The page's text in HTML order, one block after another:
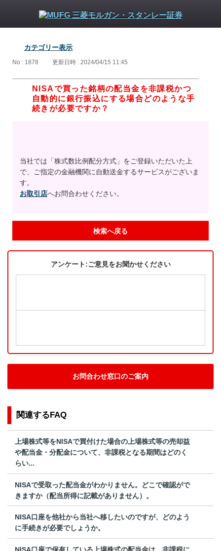
カテゴリー表示
No : 1878 更新日時 : 2024/04/15 11:45
NISAで買った銘柄の配当金を非課税かつ
自動的に銀行振込にする場合どのような手
続きが必要ですか？
当社では「株式数比例配分方式」をご登録いただいた上
で、ご指定の金融機関に自動送金するサービスがございま
す。
お取引店へお問合わせください。
検索へ戻る
アンケート:ご意見をお聞かせください
お問合わせ窓口のご案内
関連するFAQ
上場株式等をNISAで買付けた場合の上場株式等の売却益
や配当金・分配金について、非課税となる期間はどのく
らい...
NISAで受取った配当金がわかりません。どこで確認がで
きますか（配当所得に記載がありません）。
NISA口座を他社から当社へ移したいのですが、どのよう
に手続きが必要でしょうか。
NISA口座で保有している上場株式の配当金は、非課税に